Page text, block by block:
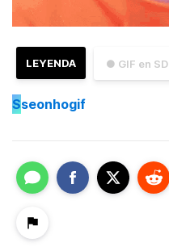
● GIF en SD
LEYENDA
Sseonhogif